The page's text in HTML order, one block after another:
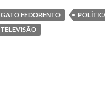
GATO FEDORENTO
TELEVISÃO